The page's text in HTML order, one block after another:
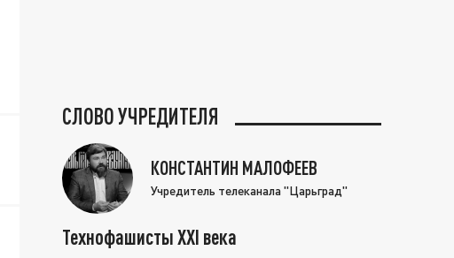
СЛОВО УЧРЕДИТЕЛЯ
КОНСТАНТИН МАЛОФЕЕВ
Учредитель телеканала "Царьград"
Технофашисты XXI века